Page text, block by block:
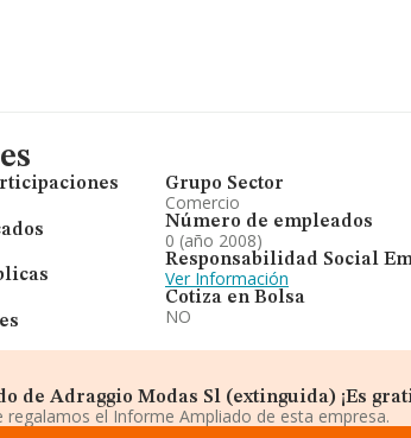
Grupo Sector
Comercio
Número de empleados
0 (año 2008)
Responsabilidad Social
Ver Información
Cotiza en Bolsa
NO
de Adraggio Modas Sl (extinguida) ¡Es
el Informe Ampliado de esta empresa.